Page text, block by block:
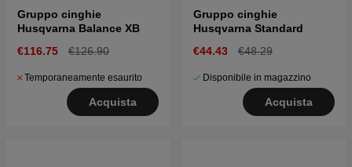
Gruppo cinghie
Husqvarna Balance XB
€116.75
€126.90
Temporaneamente esaurito
Acquista
Gruppo cinghie
Husqvarna Standard
€44.43
€48.29
Disponibile in magazzino
Acquista